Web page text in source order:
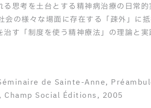
る思考を土台とする精神病治療の日常
の様々な場面に存在する「疎外」に
す「制度を使う精神療法」の理論と実
de Sainte-Anne,
Social Éditions, 2005